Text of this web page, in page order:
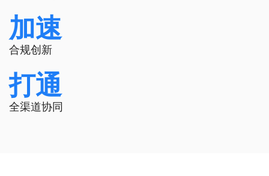
加速
合规创新
打通
全渠道协同